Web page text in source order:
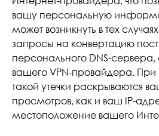
вашу персональную
может возникнуть в тех
запросы на конвертацию
персонального DNS-
вашего VPN-провайдера. При
такой утечки раскрываются
просмотров, как и ваш IP-
местоположение вашего